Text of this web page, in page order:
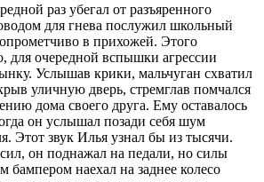
раз убегал от разъяренного
для гнева послужил школьный
в прихожей. Этого
для очередной вспышки агрессии
Услышав крики, мальчуган схватил
уличную дверь, стремглав помчался
дома своего друга. Ему оставалось
он услышал позади себя шум
Этот звук Илья узнал бы из тысячи.
он поднажал на педали, но силы
наехал на заднее колесо